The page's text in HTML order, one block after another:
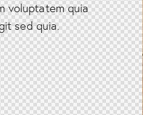
voluptatem quia
sed quia.